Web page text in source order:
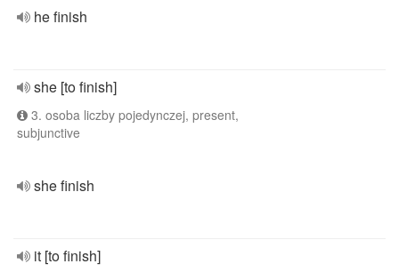
he finish
she [to finish]
3. osoba liczby pojedynczej, present,
subjunctive
she finish
it [to finish]